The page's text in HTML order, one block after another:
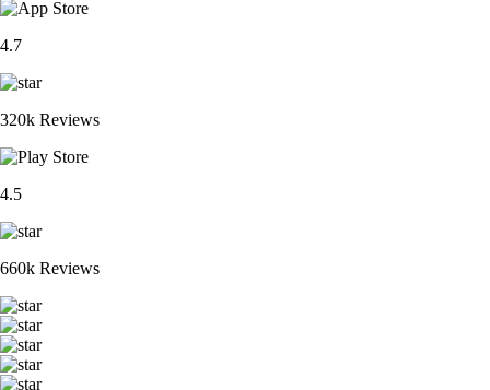
4.7
320k Reviews
4.5
660k Reviews